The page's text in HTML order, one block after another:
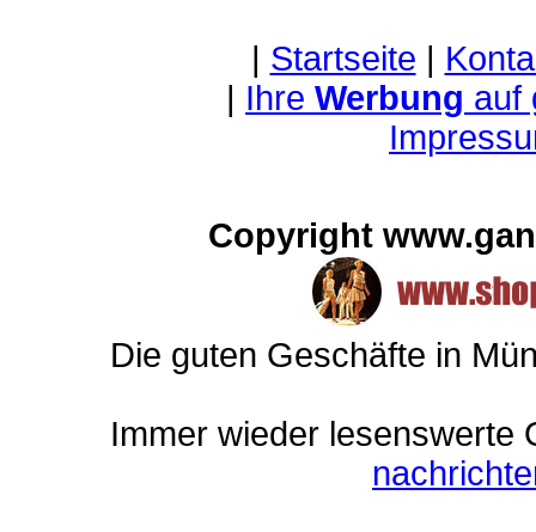
| Startseite |
| Ihre Werbung auf
Copyright
Die guten Geschäfte in
Immer wieder lesenswerte